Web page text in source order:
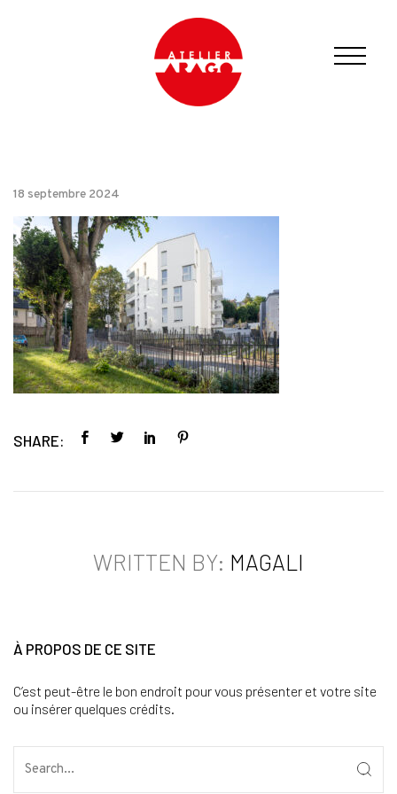
18 septembre 2024
SHARE:
WRITTEN BY: MAGALI
À PROPOS DE CE SITE
C’est peut-être le bon endroit pour vous présenter et votre site
ou insérer quelques crédits.